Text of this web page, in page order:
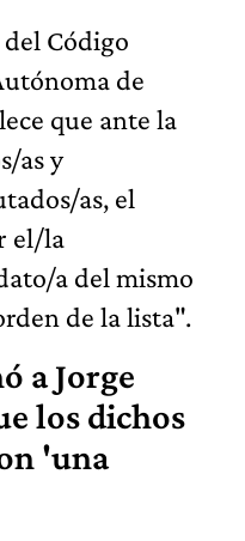
Código
de
que ante la
as y
as, el
el/la
a del mismo
de la lista".
a Jorge
los dichos
'una